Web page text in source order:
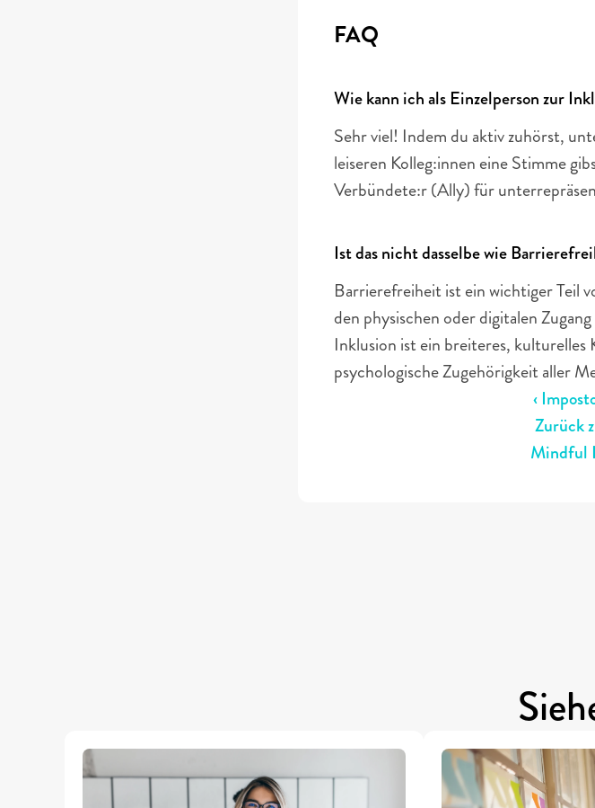
FAQ
Wie kann ich als Einzelperson zur
Sehr viel! Indem du aktiv zuhörst,
leiseren Kolleg:innen eine Stimme
Verbündete:r (Ally) für
Ist das nicht dasselbe wie
Barrierefreiheit ist ein wichtiger Teil
den physischen oder digitalen
Inklusion ist ein breiteres, kulturelles
psychologische Zugehörigkeit aller
‹
Zurück
Mindful